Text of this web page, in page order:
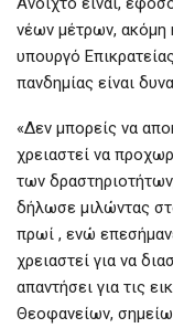
νέων μέτρων, ακόμη
υπουργό
πανδημίας είναι
«Δεν μπορείς να
χρειαστεί να
των
δήλωσε μιλώντας
πρωί , ενώ
χρειαστεί για να
απαντήσει για τις
Θεοφανείων,